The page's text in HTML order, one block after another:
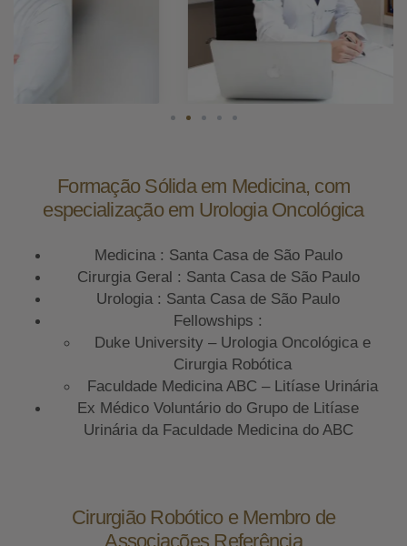
Formação Sólida em Medicina, com
especialização em Urologia Oncológica
Medicina : Santa Casa de São Paulo
Cirurgia Geral : Santa Casa de São Paulo
Urologia : Santa Casa de São Paulo
Fellowships :
Duke University – Urologia Oncológica e
Cirurgia Robótica
Faculdade Medicina ABC – Litíase Urinária
Ex Médico Voluntário do Grupo de Litíase
Urinária da Faculdade Medicina do ABC
Cirurgião Robótico e Membro de
Associações Referência